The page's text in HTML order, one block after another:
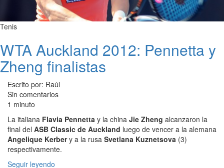
Tenis
WTA Auckland 2012: Pennetta y
Zheng finalistas
Escrito por: Raúl
Sin comentarios
1 minuto
La italiana Flavia Pennetta y la china Jie Zheng alcanzaron la
final del ASB Classic de Auckland luego de vencer a la alemana
Angelique Kerbery a la rusa Svetlana Kuznetsova (3)
respectivamente.
Seguir leyendo